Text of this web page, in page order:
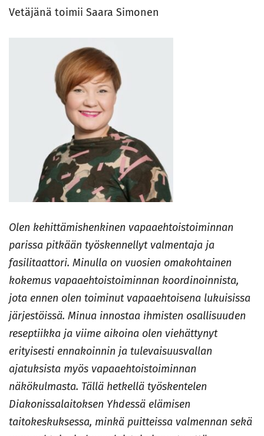
Vetäjänä toimii Saara Simonen
Olen kehittämishenkinen vapaaehtoistoiminnan
parissa pitkään työskennellyt valmentaja ja
fasilitaattori. Minulla on vuosien omakohtainen
kokemus vapaaehtoistoiminnan koordinoinnista,
jota ennen olen toiminut vapaaehtoisena lukuisissa
järjestöissä. Minua innostaa ihmisten osallisuuden
reseptiikka ja viime aikoina olen viehättynyt
erityisesti ennakoinnin ja tulevaisuusvallan
ajatuksista myös vapaaehtoistoiminnan
näkökulmasta. Tällä hetkellä työskentelen
Diakonissalaitoksen Yhdessä elämisen
taitokeskuksessa, minkä puitteissa valmennan sekä